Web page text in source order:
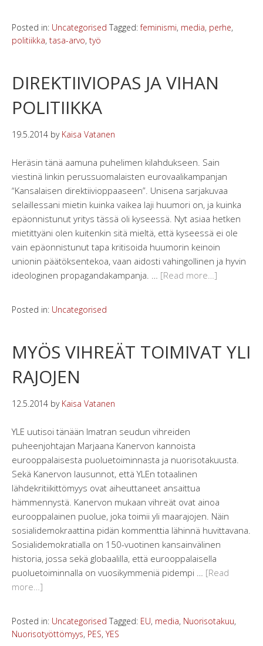
Posted in: Uncategorised Tagged:feminismi, media, perhe,
politiikka, tasa-arvo, työ
DIREKTIIVIOPAS JA VIHAN
POLITIIKKA
19.5.2014 by Kaisa Vatanen
Heräsin tänä aamuna puhelimen kilahdukseen. Sain
viestinä linkin perussuomalaisten eurovaalikampanjan
“Kansalaisen direktiivioppaaseen”. Unisena sarjakuvaa
selaillessani mietin kuinka vaikea laji huumori on, ja kuinka
epäonnistunut yritys tässä oli kyseessä. Nyt asiaa hetken
mietittyäni olen kuitenkin sitä mieltä, että kyseessä ei ole
vain epäonnistunut tapa kritisoida huumorin keinoin
unionin päätöksentekoa, vaan aidosti vahingollinen ja hyvin
ideologinen propagandakampanja. … [Read more…]
Posted in: Uncategorised
MYÖS VIHREÄT TOIMIVAT YLI
RAJOJEN
12.5.2014 by Kaisa Vatanen
YLE uutisoi tänään Imatran seudun vihreiden
puheenjohtajan Marjaana Kanervon kannoista
eurooppalaisesta puoluetoiminnasta ja nuorisotakuusta.
Sekä Kanervon lausunnot, että YLEn totaalinen
lähdekritiikittömyys ovat aiheuttaneet ansaittua
hämmennystä. Kanervon mukaan vihreät ovat ainoa
eurooppalainen puolue, joka toimii yli maarajojen. Näin
sosialidemokraattina pidän kommenttia lähinnä huvittavana.
Sosialidemokratialla on 150-vuotinen kansainvälinen
historia, jossa sekä globaalilla, että eurooppalaisella
puoluetoiminnalla on vuosikymmeniä pidempi … [Read
more…]
Posted in: Uncategorised Tagged: EU, media, Nuorisotakuu,
Nuorisotyöttömyys, PES, YES